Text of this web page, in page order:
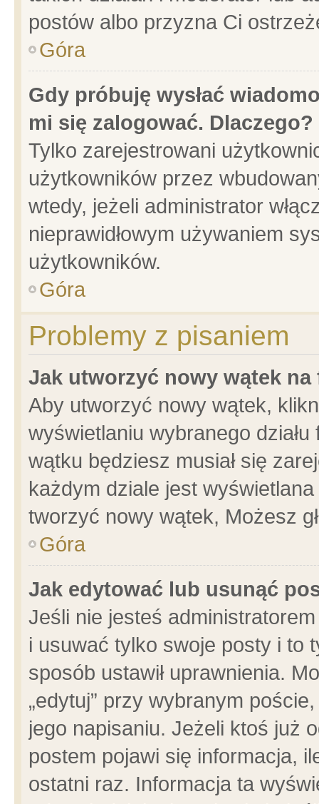
postów albo przyzna Ci
Góra
Gdy próbuję wysłać
mi się zalogować. Dlaczego?
Tylko zarejestrowani
użytkowników przez
wtedy, jeżeli administrator
nieprawidłowym używaniem
użytkowników.
Góra
Problemy z pisaniem
Jak utworzyć nowy wątek na
Aby utworzyć nowy wątek,
wyświetlaniu wybranego
wątku będziesz musiał się
każdym dziale jest
tworzyć nowy wątek, Możesz
Góra
Jak edytować lub usunąć
Jeśli nie jesteś
i usuwać tylko swoje posty i to
sposób ustawił uprawnienia.
„edytuj” przy wybranym
jego napisaniu. Jeżeli ktoś już
postem pojawi się informacja,
ostatni raz. Informacja ta